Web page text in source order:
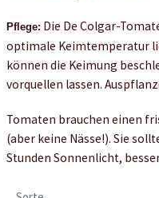
Pflege: Die De Colgar-
optimale Keimtemperatur
können die Keimung
vorquellen lassen.
Tomaten brauchen einen
(aber keine Nässe!). Sie
Stunden Sonnenlicht,